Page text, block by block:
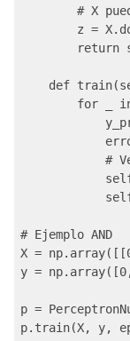
# X
z =
return
def
for _
#
# Ejemplo AND
X =
y =
p =
p.train(X, y,